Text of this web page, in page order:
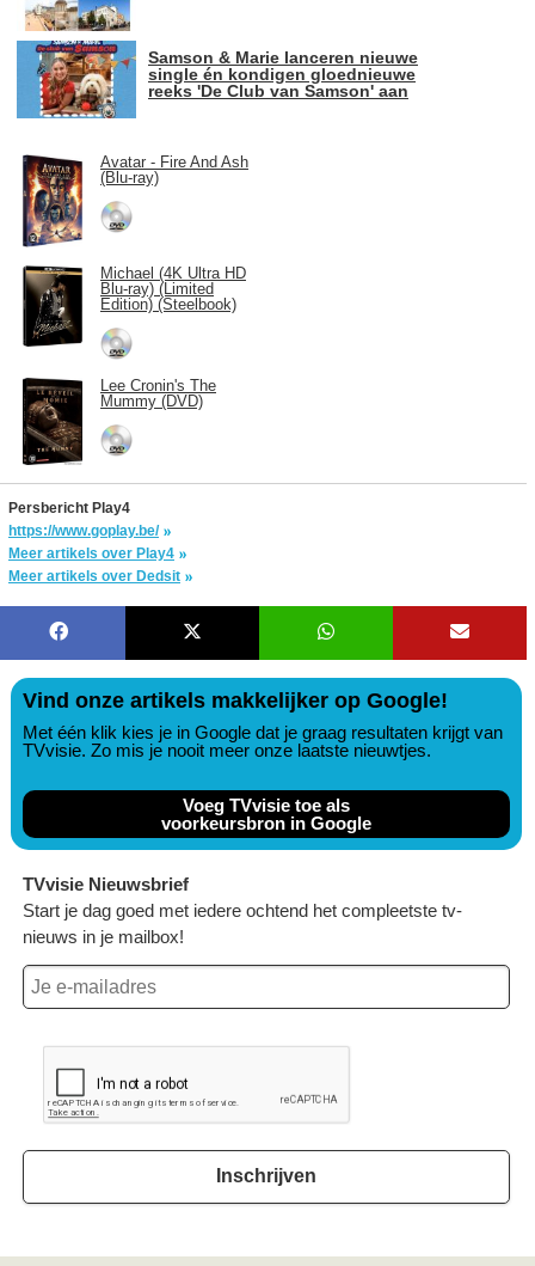
Samson & Marie lanceren nieuwe
single én kondigen gloednieuwe
reeks 'De Club van Samson' aan
Avatar - Fire And Ash
(Blu-ray)
Michael (4K Ultra HD
Blu-ray) (Limited
Edition) (Steelbook)
Lee Cronin's The
Mummy (DVD)
Persbericht Play4
https://www.goplay.be/
Meer artikels over Play4
Meer artikels over Dedsit
Vind onze artikels makkelijker op Google!
Met één klik kies je in Google dat je graag resultaten krijgt van
TVvisie. Zo mis je nooit meer onze laatste nieuwtjes.
Voeg TVvisie toe als
voorkeursbron in Google
TVvisie Nieuwsbrief
Start je dag goed met iedere ochtend het compleetste tv-
nieuws in je mailbox!
Inschrijven